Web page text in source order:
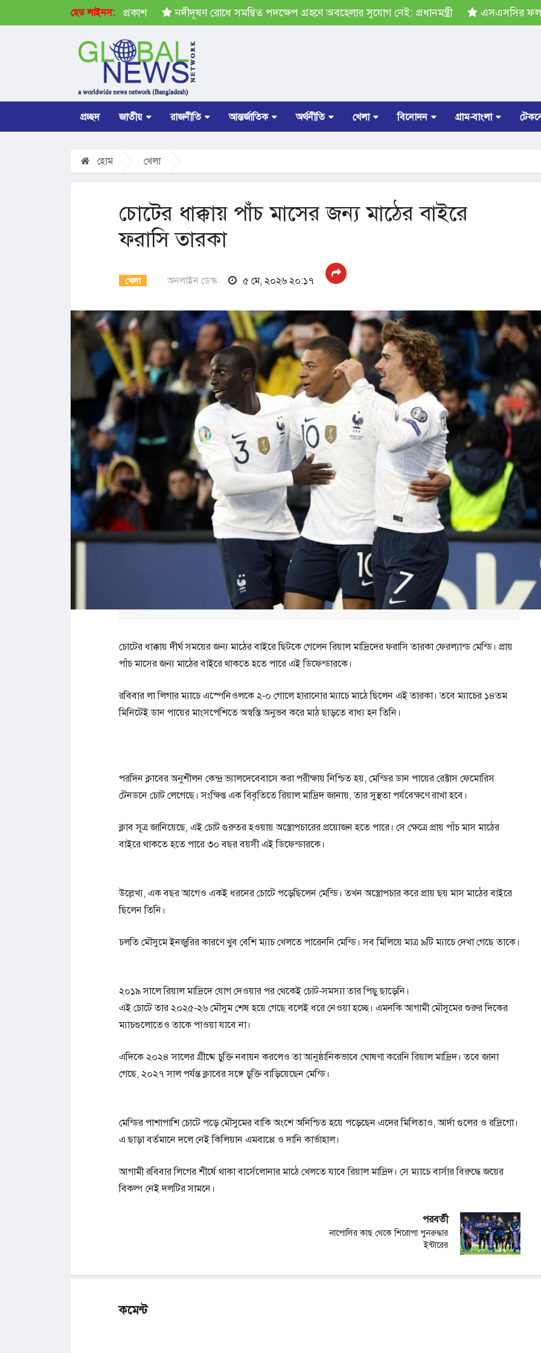
হেড লাইনস:
নির্বাচনের ভোটার তালিকা প্রকাশ নদীদূষণ রোধে সমন্বিত পদক্ষেপ গ্রহণে অবহেলার সুযোগ নেই: প্রধানমন্ত্রী এসএসসির ফল
প্রচ্ছদ জাতীয় রাজনীতি আন্তর্জাতিক অর্থনীতি খেলা বিনোদন গ্রাম-বাংলা
হোম খেলা
চোটের ধাক্কায় পাঁচ মাসের জন্য মাঠের বাইরে
ফরাসি তারকা
খেলা অনলাইন ডেস্ক ৫ মে, ২০২৬ ২০:১৭
চোটের ধাক্কায় দীর্ঘ সময়ের জন্য মাঠের বাইরে ছিটকে গেলেন রিয়াল মাদ্রিদের ফরাসি তারকা ফেরল্যান্ড মেন্ডি। প্রায়
পাঁচ মাসের জন্য মাঠের বাইরে থাকতে হতে পারে এই ডিফেন্ডারকে।
রবিবার লা লিগার ম্যাচে এস্পেনিওলকে ২-০ গোলে হারানোর ম্যাচে মাঠে ছিলেন এই তারকা। তবে ম্যাচের ১৪তম
মিনিটেই ডান পায়ের মাংসপেশিতে অস্বস্তি অনুভব করে মাঠ ছাড়তে বাধ্য হন তিনি।
পরদিন ক্লাবের অনুশীলন কেন্দ্র ভ্যালদেবেবাসে করা পরীক্ষায় নিশ্চিত হয়, মেন্ডির ডান পায়ের রেক্টাস ফেমোরিস
টেনডনে চোট লেগেছে। সংক্ষিপ্ত এক বিবৃতিতে রিয়াল মাদ্রিদ জানায়, তার সুস্থতা পর্যবেক্ষণে রাখা হবে।
ক্লাব সূত্র জানিয়েছে, এই চোট গুরুতর হওয়ায় অস্ত্রোপচারের প্রয়োজন হতে পারে। সে ক্ষেত্রে প্রায় পাঁচ মাস মাঠের
বাইরে থাকতে হতে পারে ৩০ বছর বয়সী এই ডিফেন্ডারকে।
উল্লেখ্য, এক বছর আগেও একই ধরনের চোটে পড়েছিলেন মেন্ডি। তখন অস্ত্রোপচার করে প্রায় ছয় মাস মাঠের বাইরে
ছিলেন তিনি।
চলতি মৌসুমে ইনজুরির কারণে খুব বেশি ম্যাচ খেলতে পারেননি মেন্ডি। সব মিলিয়ে মাত্র ৯টি ম্যাচে দেখা গেছে তাকে।
২০১৯ সালে রিয়াল মাদ্রিদে যোগ দেওয়ার পর থেকেই চোট-সমস্যা তার পিছু ছাড়েনি।
এই চোটে তার ২০২৫-২৬ মৌসুম শেষ হয়ে গেছে বলেই ধরে নেওয়া হচ্ছে। এমনকি আগামী মৌসুমের শুরুর দিকের
ম্যাচগুলোতেও তাকে পাওয়া যাবে না।
এদিকে ২০২৪ সালের গ্রীষ্মে চুক্তি নবায়ন করলেও তা আনুষ্ঠানিকভাবে ঘোষণা করেনি রিয়াল মাদ্রিদ। তবে জানা
গেছে, ২০২৭ সাল পর্যন্ত ক্লাবের সঙ্গে চুক্তি বাড়িয়েছেন মেন্ডি।
মেন্ডির পাশাপাশি চোটে পড়ে মৌসুমের বাকি অংশে অনিশ্চিত হয়ে পড়েছেন এদের মিলিতাও, আর্দা গুলের ও রদ্রিগো।
এ ছাড়া বর্তমানে দলে নেই কিলিয়ান এমবাপ্পে ও দানি কার্ভাহাল।
আগামী রবিবার লিগের শীর্ষে থাকা বার্সেলোনার মাঠে খেলতে যাবে রিয়াল মাদ্রিদ। সে ম্যাচে বার্সার বিরুদ্ধে জয়ের
বিকল্প নেই দলটির সামনে।
পরবর্তী
নাপোলির কাছ থেকে শিরোপা পুনরুদ্ধার
ইন্টারের
কমেন্ট